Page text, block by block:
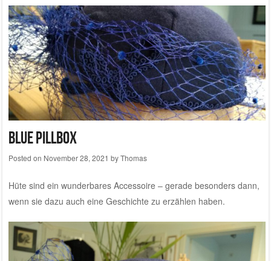
Blue Pillbox
Posted on November 28, 2021 byThomas
Hüte sind ein wunderbares Accessoire – gerade besonders dann,
wenn sie dazu auch eine Geschichte zu erzählen haben.